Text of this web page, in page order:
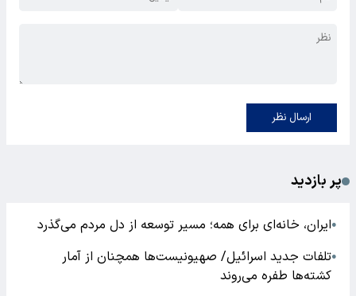
ارسال نظر
پر بازدید
●ایران، خانه‌ای برای همه؛ مسیر توسعه از دل مردم می‌گذرد
●تلفات جدید اسرائیل/ صهیونیست‌ها همچنان از آمار
کشته‌ها طفره می‌روند